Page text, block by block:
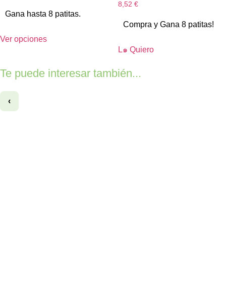
Gana hasta 8 patitas.
Ver opciones
8,52 €
Compra y Gana 8 patitas!
L๑ Quiero
Te puede interesar también...
‹